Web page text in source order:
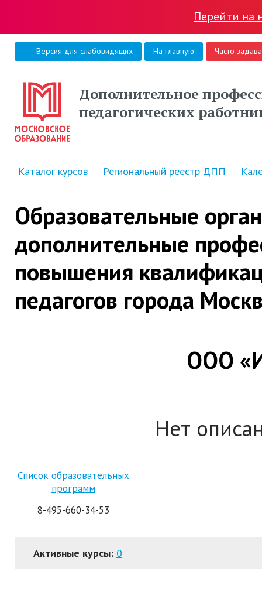
Перейти на
Версия для слабовидящих На главную Часто
Дополнительное
педагогических
Каталог курсов Региональный реестр ДПП
Образовательные
дополнительные
повышения
педагогов города
Список образовательных
программ
8-495-660-34-53
ООО
Нет
Активные курсы: 0